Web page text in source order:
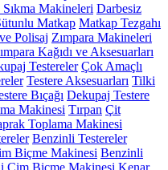
Sıkma Makineleri Darbesiz
Matkap Matkap Tezgahı
Polisaj Zımpara Makineleri
Kağıdı ve Aksesuarları
Testereler Çok Amaçlı
Testere Aksesuarları Tilki
Bıçağı Dekupaj Testere
Makinesi Tırpan Çit
Toplama Makinesi
Benzinli Testereler
Biçme Makinesi Benzinli
Çim Biçme Makinesi Kenar